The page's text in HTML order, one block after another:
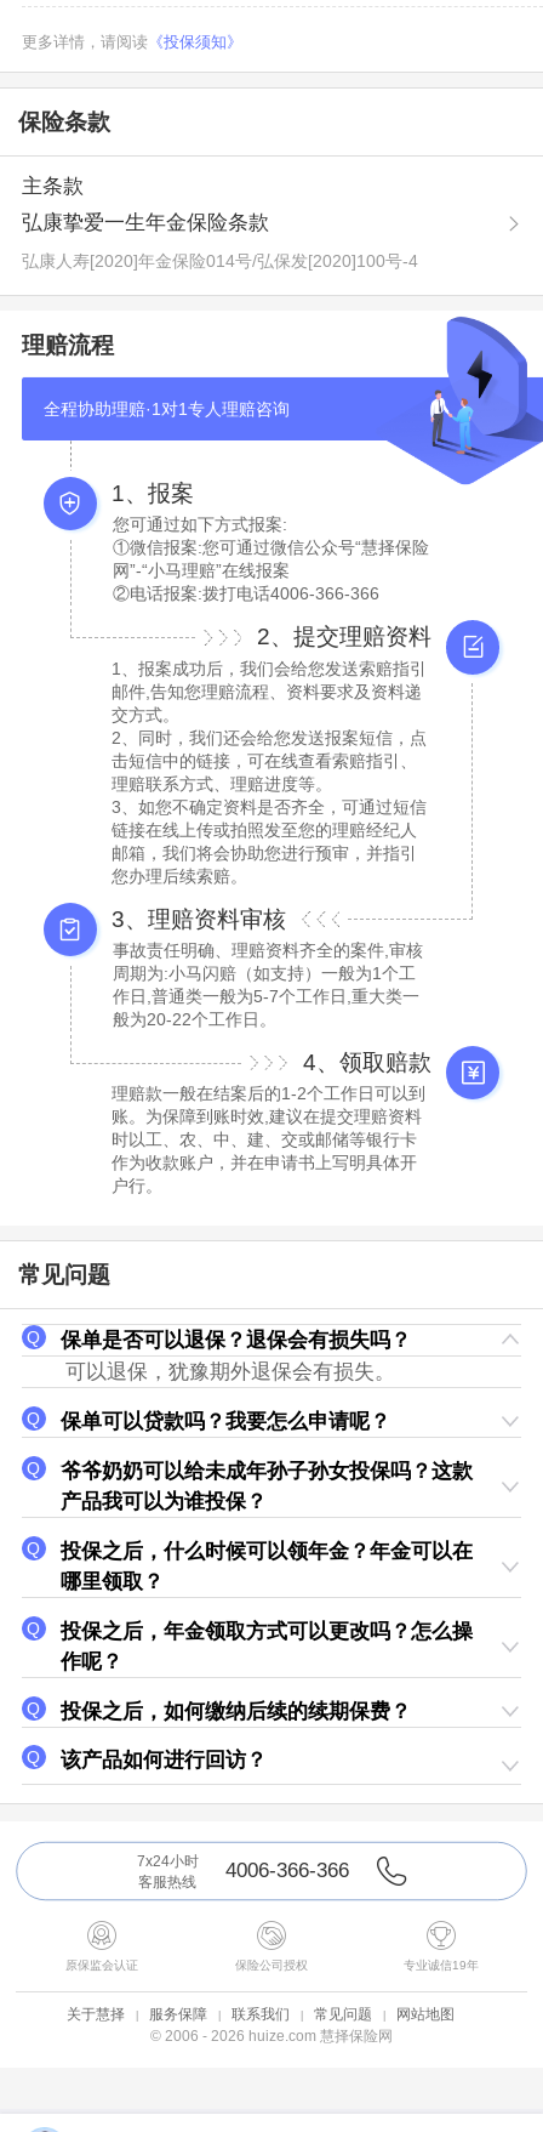
更多详情，请阅读《投保须知》
保险条款
主条款
弘康挚爱一生年金保险条款
弘康人寿[2020]年金保险014号/弘保发[2020]100号-4
理赔流程
全程协助理赔·1对1专人理赔咨询
1、报案
您可通过如下方式报案:
①微信报案:您可通过微信公众号“慧择保险
网”-“小马理赔”在线报案
②电话报案:拨打电话4006-366-366
2、提交理赔资料
1、报案成功后，我们会给您发送索赔指引
邮件,告知您理赔流程、资料要求及资料递
交方式。
2、同时，我们还会给您发送报案短信，点
击短信中的链接，可在线查看索赔指引、
理赔联系方式、理赔进度等。
3、如您不确定资料是否齐全，可通过短信
链接在线上传或拍照发至您的理赔经纪人
邮箱，我们将会协助您进行预审，并指引
您办理后续索赔。
3、理赔资料审核
事故责任明确、理赔资料齐全的案件,审核
周期为:小马闪赔（如支持）一般为1个工
作日,普通类一般为5-7个工作日,重大类一
般为20-22个工作日。
4、领取赔款
理赔款一般在结案后的1-2个工作日可以到
账。为保障到账时效,建议在提交理赔资料
时以工、农、中、建、交或邮储等银行卡
作为收款账户，并在申请书上写明具体开
户行。
常见问题
保单是否可以退保？退保会有损失吗？
可以退保，犹豫期外退保会有损失。
保单可以贷款吗？我要怎么申请呢？
爷爷奶奶可以给未成年孙子孙女投保吗？这款
产品我可以为谁投保？
投保之后，什么时候可以领年金？年金可以在
哪里领取？
投保之后，年金领取方式可以更改吗？怎么操
作呢？
投保之后，如何缴纳后续的续期保费？
该产品如何进行回访？
7x24小时
客服热线
4006-366-366

原保监会认证

保险公司授权

专业诚信19年
关于慧择 服务保障 联系我们 常见问题 网站地图
© 2006 - 2026 huize.com 慧择保险网